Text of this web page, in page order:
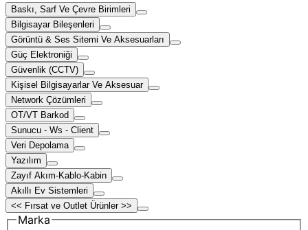
Baskı, Sarf Ve Çevre Birimleri
Bilgisayar Bileşenleri
Görüntü & Ses Sitemi Ve Aksesuarları
Güç Elektroniği
Güvenlik (CCTV)
Kişisel Bilgisayarlar Ve Aksesuar
Network Çözümleri
OT/VT Barkod
Sunucu - Ws - Client
Veri Depolama
Yazılım
Zayıf Akım-Kablo-Kabin
Akıllı Ev Sistemleri
<< Fırsat ve Outlet Ürünler >>
Marka